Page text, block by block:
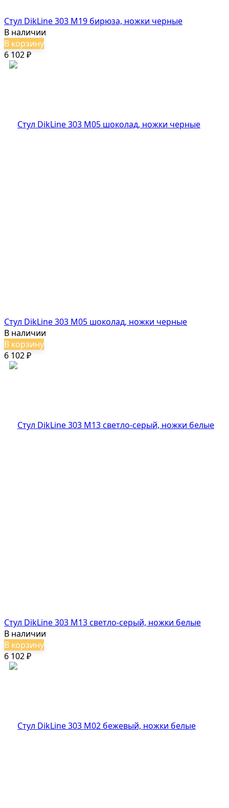
Стул DikLine 303 M19 бирюза, ножки черные
В наличии
В корзину
6 102 ₽
Стул DikLine 303 M05 шоколад, ножки черные
В наличии
В корзину
6 102 ₽
Стул DikLine 303 M13 светло-серый, ножки белые
В наличии
В корзину
6 102 ₽